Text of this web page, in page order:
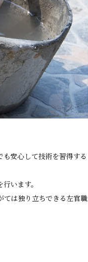
安心して技術を習得する
います。
ては独り立ちできる左官職